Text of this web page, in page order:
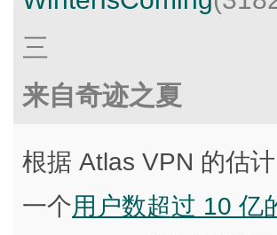
三
来自奇迹之夏
根据 Atlas VPN 的估
一个用户数超过 10 亿